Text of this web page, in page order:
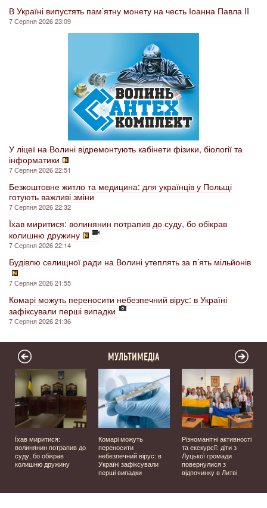
В Україні випустять пам’ятну монету на честь Іоанна Павла II
7 Серпня 2026 23:09
У ліцеї на Волині відремонтують кабінети фізики, біології та
інформатики
7 Серпня 2026 22:51
Безкоштовне житло та медицина: для українців у Польщі
готують важливі зміни
7 Серпня 2026 22:32
Їхав миритися: волинянин потрапив до суду, бо обікрав
колишню дружину
7 Серпня 2026 22:14
Будівлю селищної ради на Волині утеплять за п’ять мільйонів
7 Серпня 2026 21:55
Комарі можуть переносити небезпечний вірус: в Україні
зафіксували перші випадки
7 Серпня 2026 21:36
МУЛЬТИМЕДІА
Їхав миритися:
волинянин потрапив до
суду, бо обікрав
колишню дружину
Комарі можуть
переносити
небезпечний вірус: в
Україні зафіксували
перші випадки
Різноманітні активності
та екскурсії: діти з
Луцької громади
повернулися з
відпочинку в Литві